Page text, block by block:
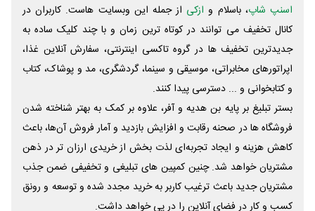
اسنپ شاپ، باسلام و ازکی از جمله این وبسایت ‌هاست. کاربران در
کانال تخفیف می توانند در کوتاه ترین زمان و با چند کلیک ساده به
جدیدترین تخفیف ها در گروه تاکسی اینترنتی، سفارش آنلاین غذا،
اپراتورهای مخابراتی، موسیقی و سینما، گردشگری، مد و پوشاک، کتاب
و کتابخوانی و ... دسترسی پیدا کنند.
بستر تبلیغ بر پایه بن هدیه و آفر، علاوه بر کمک به بهتر شناخته شدن
فروشگاه ها در صحنه رقابت و افزایش بازدید و آمار فروش آن‌ها، باعث
کاهش هزینه و ایجاد تجربه‌ای لذت بخش از خریدی ارزان تر در ذهن
مشتریان خواهد شد. چنین کمپین های تبلیغی و تخفیفی ضمن جذب
مشتریان جدید باعث ترغیب کاربر به خرید مجدد شده و توسعه و رونق
کسب و کار در فضای آنلاین را در پی خواهد داشت.